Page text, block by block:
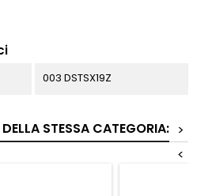
003 DSTSX19Z
STESSA CATEGORIA: >
<